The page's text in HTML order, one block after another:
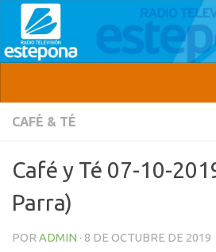
CAFÉ & TÉ
Café y Té 07-10-
Parra)
POR ADMIN · 8 DE OCTUBRE DE 2019